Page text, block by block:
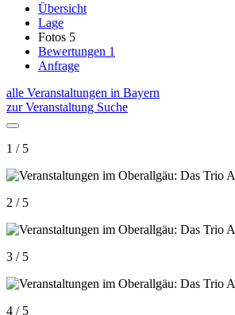
Übersicht
Lage
Fotos 5
Bewertungen 1
Anfrage
alle Veranstaltungen in Bayern
zur Veranstaltung Suche
1 / 5
2 / 5
3 / 5
4 / 5